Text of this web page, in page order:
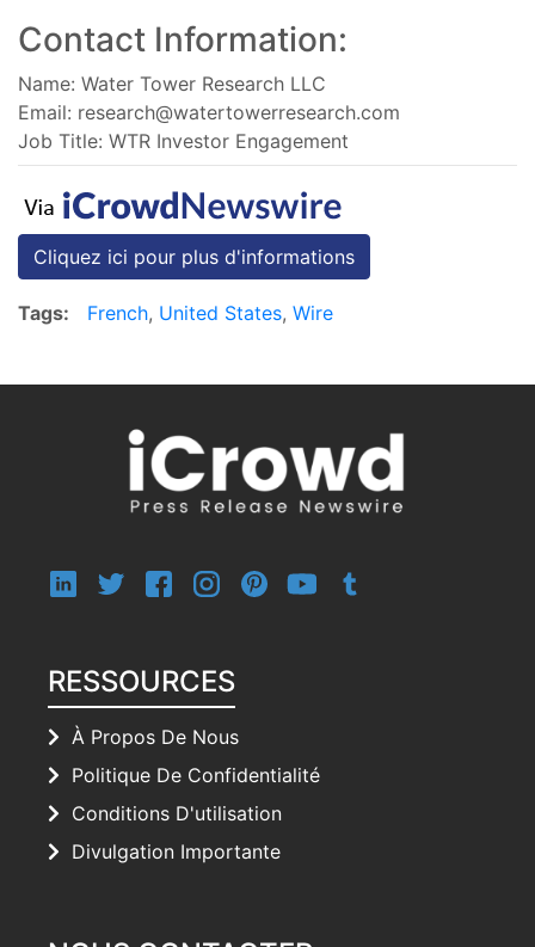
Contact Information:
Name: Water Tower Research LLC
Email: research@watertowerresearch.com
Job Title: WTR Investor Engagement
Cliquez ici pour plus d'informations
Tags: French, United States, Wire
RESSOURCES
À Propos De Nous
Politique De Confidentialité
Conditions D'utilisation
Divulgation Importante